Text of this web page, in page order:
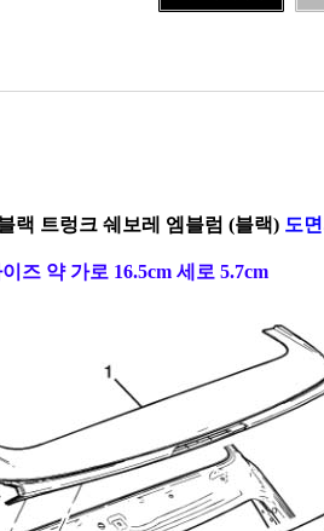
랙 트렁크 쉐보레 엠블럼 (블랙) 도
즈 약 가로 16.5cm 세로 5.7cm